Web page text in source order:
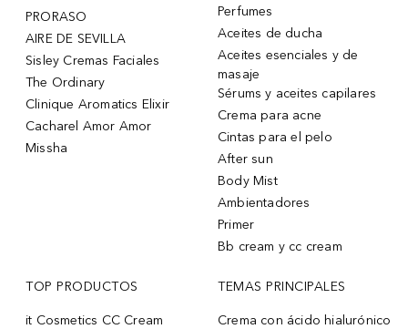
PRORASO
AIRE DE SEVILLA
Sisley Cremas Faciales
The Ordinary
Clinique Aromatics Elixir
Cacharel Amor Amor
Missha
Perfumes
Aceites de ducha
Aceites esenciales y de
masaje
Sérums y aceites capilares
Crema para acne
Cintas para el pelo
After sun
Body Mist
Ambientadores
Primer
Bb cream y cc cream
TOP PRODUCTOS
it Cosmetics CC Cream
TEMAS PRINCIPALES
Crema con ácido hialurónico